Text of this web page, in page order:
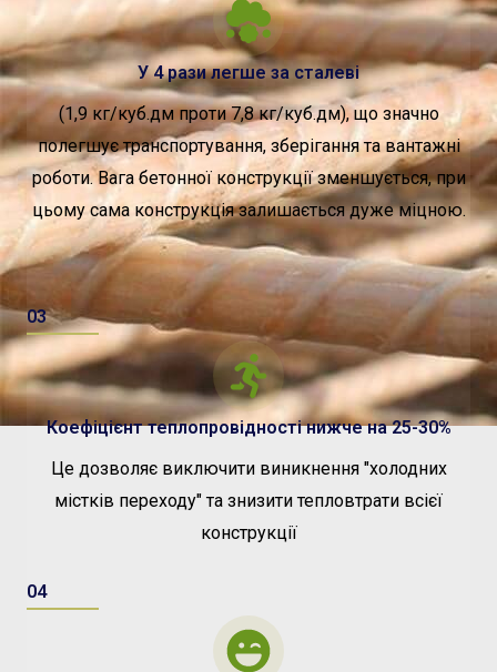
У 4 рази легше за сталеві
(1,9 кг/куб.дм проти 7,8 кг/куб.дм), що значно
полегшує транспортування, зберігання та вантажні
роботи. Вага бетонної конструкції зменшується, при
цьому сама конструкція залишається дуже міцною.
03
Коефіцієнт теплопровідності нижче на 25-30%
Це дозволяє виключити виникнення "холодних
містків переходу" та знизити тепловтрати всієї
конструкції
04